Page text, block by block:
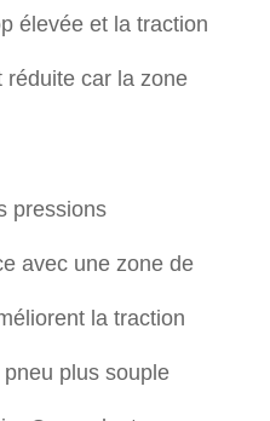
élevée et la traction
réduite car la zone
pressions
avec une zone de
la traction
plus souple